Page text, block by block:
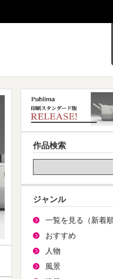
作品検索
ジャンル
一覧を見る（新着順
おすすめ
人物
風景